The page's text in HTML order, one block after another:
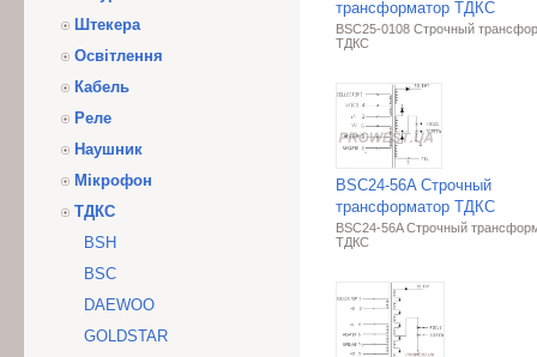
Штекера
Освітлення
Кабель
Реле
Наушник
Мікрофон
ТДКС
BSH
BSC
DAEWOO
GOLDSTAR
трансформатор ТДКС
BSC25-0108 Строчный
ТДКС
BSC24-56A Строчный
трансформатор ТДКС
BSC24-56A Строчный
ТДКС